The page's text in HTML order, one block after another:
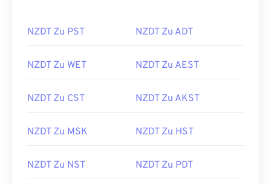
NZDT Zu PST NZDT Zu ADT
NZDT Zu WET NZDT Zu AEST
NZDT Zu CST NZDT Zu AKST
NZDT Zu MSK NZDT Zu HST
NZDT Zu NST NZDT Zu PDT